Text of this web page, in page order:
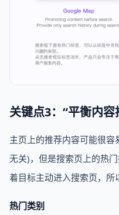
关键点3：“平衡内
主页上的推荐内容可能很
无关)，但是搜索页上的热
着目标主动进入搜索页，所
热门类别